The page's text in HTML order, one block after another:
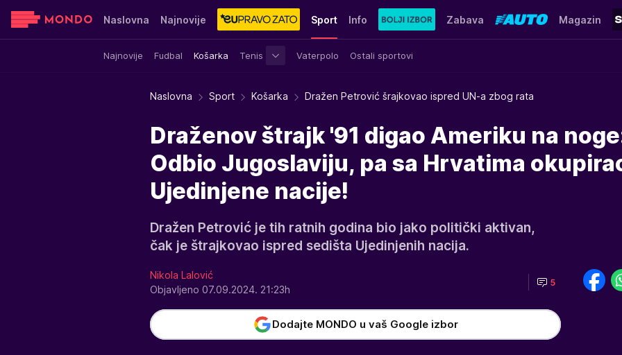
Naslovna Najnovije Sport
Najnovije Fudbal Košarka Tenis Vaterpolo Ostali sportovi
Info Zabava Magazin
Sensa Stvar ukusa Yumama
Naslovna Sport Košarka Dražen Petrović šrajkovao ispred UN-a zbog rata
Draženov štrajk '91 digao Ameriku na
Odbio Jugoslaviju, pa sa Hrvatima
Ujedinjene nacije!
Dražen Petrović je tih ratnih godina bio jako politički aktivan,
čak je štrajkovao ispred sedišta Ujedinjenih nacija.
Nikola Lalović
Objavljeno 07.09.2024. 21:23h
5
Dodajte MONDO u vaš Google izbor